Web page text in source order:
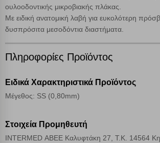
ουλοοδοντικής μικροβιακής πλάκας.
Με ειδική ανατομική λαβή για ευκολότερη
δυσπρόσιτα μεσοδόντια διαστήματα.
Πληροφορίες Προϊόντος
Ειδικά Χαρακτηριστικά Προϊόντος
Μέγεθος: SS (0,80mm)
Στοιχεία Προμηθευτή
INTERMED ΑΒΕΕ Καλυφτάκη 27, Τ.Κ. 14564
Cookies απόδοσης